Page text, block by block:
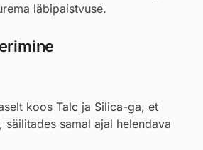
läbipaistvuse.
koos Talc ja Silica-ga, et
samal ajal helendava